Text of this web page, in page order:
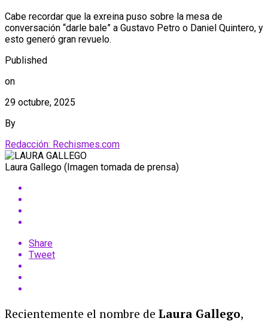
Cabe recordar que la exreina puso sobre la mesa de
conversación “darle bale” a Gustavo Petro o Daniel Quintero, y
esto generó gran revuelo.
Published
on
29 octubre, 2025
By
Redacción: Rechismes.com
Laura Gallego (Imagen tomada de prensa)
Share
Tweet
Recientemente el nombre de Laura Gallego,